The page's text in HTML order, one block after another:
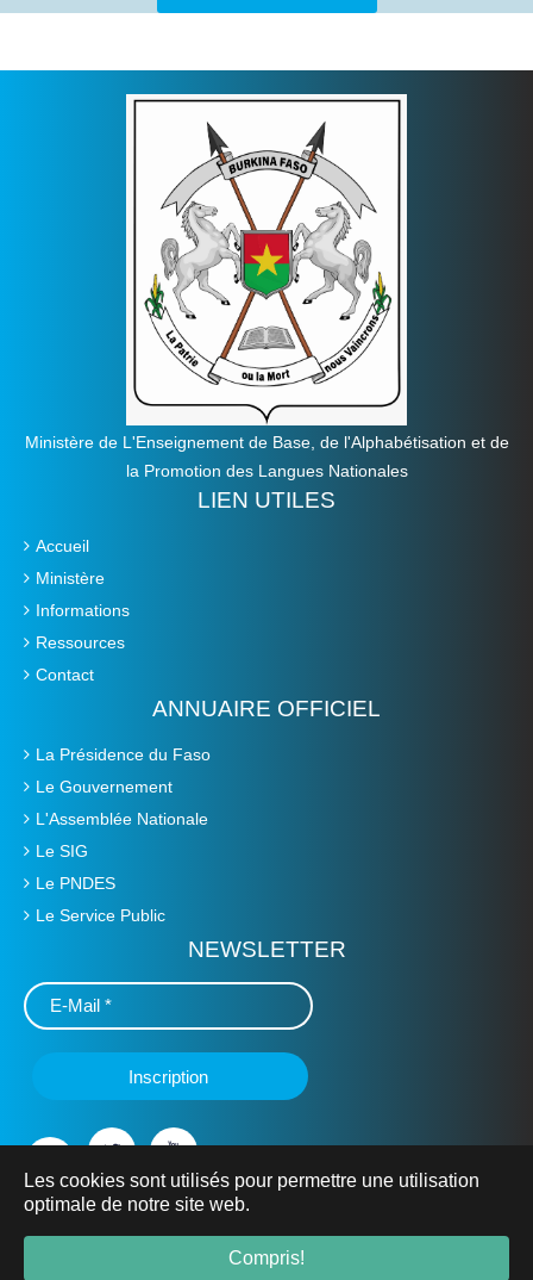
Les cookies sont utilisés pour permettre une utilisation
optimale de notre site web.
Compris!
Ministère de L'Enseignement de Base, de l'Alphabétisation et de
la Promotion des Langues Nationales
LIEN UTILES
Accueil
Ministère
Informations
Ressources
Contact
ANNUAIRE OFFICIEL
La Présidence du Faso
Le Gouvernement
L'Assemblée Nationale
Le SIG
Le PNDES
Le Service Public
NEWSLETTER
© 2019 Ministère de L'Education Nationale, de l'Alphabétisation
et de la Promotion des Langues Nationales -
- Tous
droits réservés.